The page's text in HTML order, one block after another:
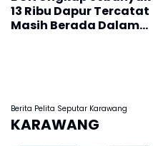
13 Ribu Dapur Tercatat
Masih Berada Dalam
Berita Pelita Seputar Karawang
KARAWANG